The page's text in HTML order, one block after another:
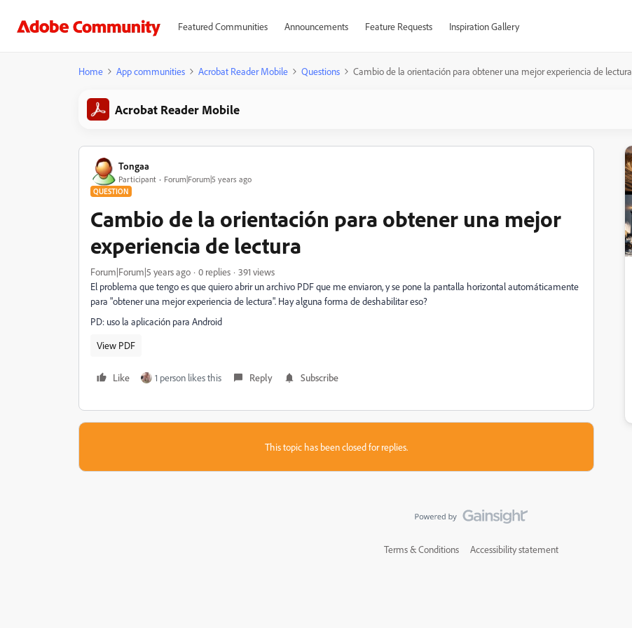
Featured Communities Announcements Feature Requests Inspiration Gallery
Home App communities Acrobat Reader Mobile Questions Cambio de la orientación para obtener una mejor experiencia de lectura
Acrobat Reader Mobile
Tongaa
Participant Forum|Forum|5 years ago
QUESTION
Cambio de la orientación para obtener una mejor
experiencia de lectura
Forum|Forum|5 years ago 0 replies
391 views
El problema que tengo es que quiero abrir un archivo PDF que me enviaron, y se pone la pantalla horizontal automáticamente
para "obtener una mejor experiencia de lectura". Hay alguna forma de deshabilitar eso?
PD: uso la aplicación para Android
View PDF
Like 1 person likes this Reply Subscribe
This topic has been closed for replies.
Terms & Conditions Accessibility statement